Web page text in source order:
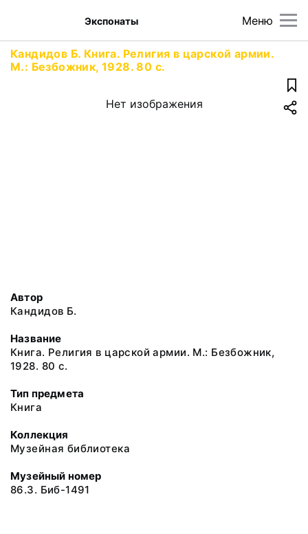
Меню
Экспонаты
Кандидов Б. Книга. Религия в царской армии.
М.: Безбожник, 1928. 80 с.
Нет изображения
Автор
Кандидов Б.
Название
Книга. Религия в царской армии. М.: Безбожник,
1928. 80 с.
Тип предмета
Книга
Коллекция
Музейная библиотека
Музейный номер
86.3. Биб-1491